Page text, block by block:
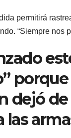
permitirá
“Siempre nos
dejó
las